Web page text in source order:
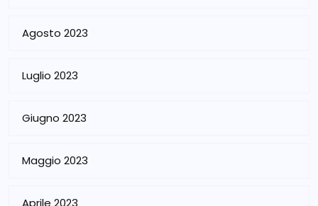
Agosto 2023
Luglio 2023
Giugno 2023
Maggio 2023
Aprile 2023